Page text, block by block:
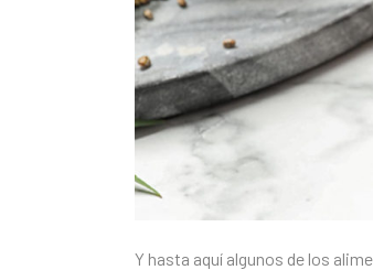
Y hasta aquí algunos de los